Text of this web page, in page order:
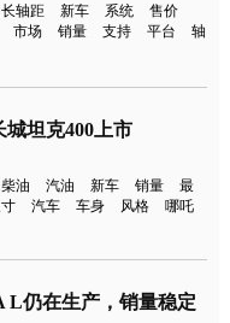
长轴距 新车 系统
售价
市场 销量 支持 平台
轴
城坦克400上市
柴油 汽油 新车 销量
最
汽车 车身 风格
哪吒
L仍在生产，销量稳定